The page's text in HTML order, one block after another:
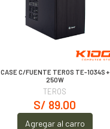
CASE C/FUENTE TEROS TE-1034S +
250W
TEROS
S/ 89.00
Agregar al carro